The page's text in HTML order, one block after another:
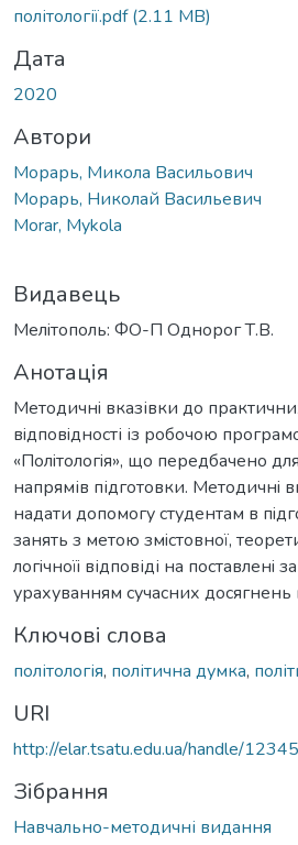
політології.pdf(2.11 MB)
Дата
2020
Автори
Морарь, Микола Васильович
Морарь, Николай Васильевич
Morar, Mykola
Видавець
Мелiтополь: ФО-П Однорог Т.В.
Анотація
Методичнi вказівки до
вiдповiдності із робочою
«Полiтологiя», що передбачено для
напрямів підготовки. Методичнi
надати допомогу студентам в
занять з метою змiстовної,
логiчноїi відповіді на поставленi
урахуванням сучасних досягнень
Ключові слова
політологія, політична думка,
URI
http://elar.tsatu.edu.ua/handle/
Зібрання
Навчально-методичні видання